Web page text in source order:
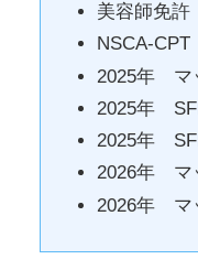
美容師免許
NSCA-CPT
2025年 マ
2025年
2025年
2026年 マ
2026年 マ